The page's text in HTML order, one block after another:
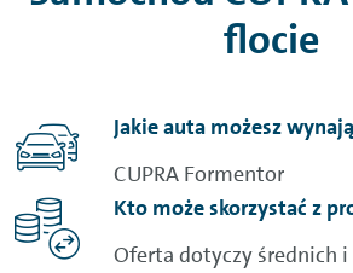
flocie
Jakie auta możesz
CUPRA Formentor
Kto może skorzystać z
Oferta dotyczy średnich i